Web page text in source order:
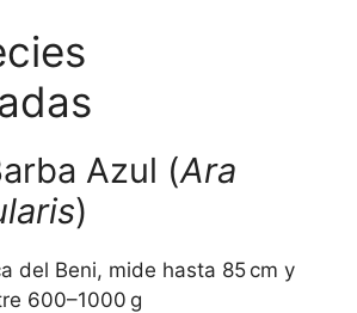
Azul (Ara
)
del Beni, mide hasta 85 cm y
600–1000 g